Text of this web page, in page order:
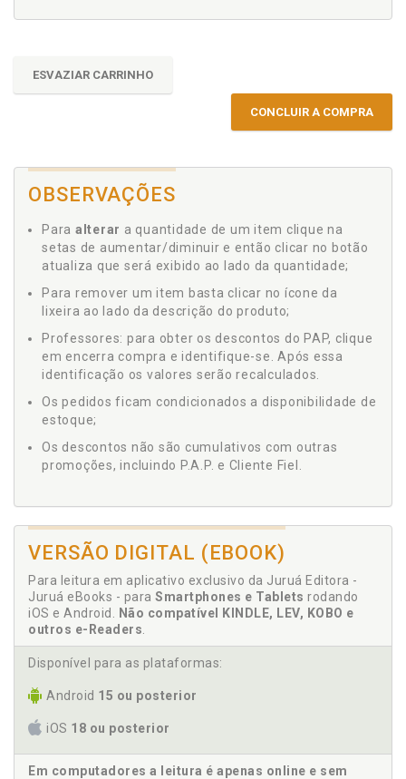
ESVAZIAR CARRINHO
CONCLUIR A COMPRA
OBSERVAÇÕES
Para alterar a quantidade de um item clique na
setas de aumentar/diminuir e então clicar no botão
atualiza que será exibido ao lado da quantidade;
Para remover um item basta clicar no ícone da
lixeira ao lado da descrição do produto;
Professores: para obter os descontos do PAP, clique
em encerra compra e identifique-se. Após essa
identificação os valores serão recalculados.
Os pedidos ficam condicionados a disponibilidade de
estoque;
Os descontos não são cumulativos com outras
promoções, incluindo P.A.P. e Cliente Fiel.
VERSÃO DIGITAL (EBOOK)
Para leitura em aplicativo exclusivo da Juruá Editora -
Juruá eBooks - para Smartphones e Tablets rodando
iOS e Android.
Não compatível KINDLE, LEV, KOBO e
outros e-Readers
Disponível para as plataformas:
Android 15 ou posterior
iOS 18 ou posterior
Em computadores a leitura é apenas online e sem